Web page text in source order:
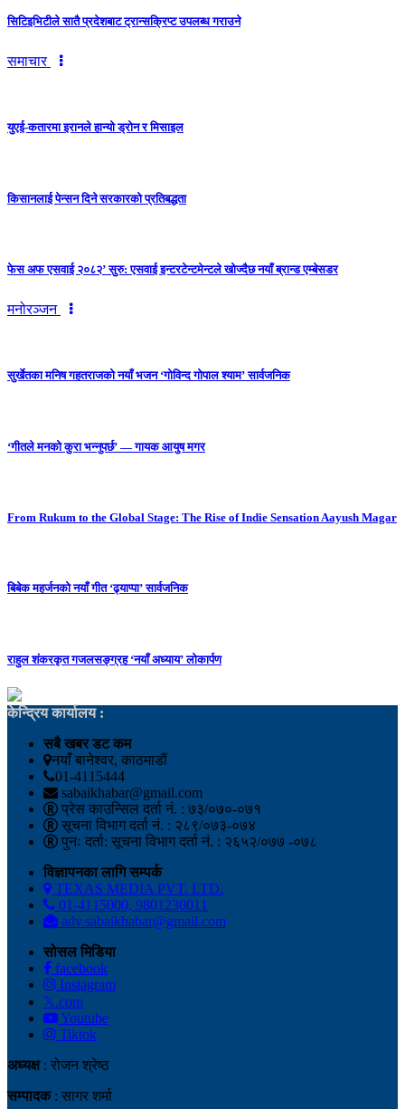
सिटिइभिटीले सातै प्रदेशबाट ट्रान्सक्रिप्ट उपलब्ध गराउने
समाचार
युएई-कतारमा इरानले हान्यो ड्रोन र मिसाइल
किसानलाई पेन्सन दिने सरकारको प्रतिबद्धता
फेस अफ एसवाई २०८२’ सुरु: एसवाई इन्टरटेन्टमेन्टले खोज्दैछ नयाँ ब्रान्ड एम्बेसडर
मनोरञ्जन
सुर्खेतका मनिष गहतराजको नयाँ भजन ‘गोविन्द गोपाल श्याम’ सार्वजनिक
‘गीतले मनको कुरा भन्नुपर्छ’ — गायक आयुष मगर
From Rukum to the Global Stage: The Rise of Indie Sensation Aayush Magar
बिबेक महर्जनको नयाँ गीत ‘ढ्याप्पा’ सार्वजनिक
राहुल शंकरकृत गजलसङ्ग्रह ‘नयाँ अध्याय’ लोकार्पण
केन्द्रिय कार्यालय :
सबै खबर डट कम
नयाँ बानेश्वर, काठमाडौं
01-4115444
sabaikhabar@gmail.com
प्रेस काउन्सिल दर्ता नं. : ७३/०७०-०७१
सूचना विभाग दर्ता नं. : २८९/०७३-०७४
पुनः दर्ता: सूचना विभाग दर्ता नं. : २६५२/०७७ -०७८
विज्ञापनका लागि सम्पर्क
TEXAS MEDIA PVT. LTD.
01-4115000, 9801230011
adv.sabaikhabar@gmail.com
सोसल मिडिया
facebook
Instagram
𝕏.com
Youtube
Tiktok
अध्यक्ष: रोजन श्रेष्ठ
सम्पादक: सागर शर्मा